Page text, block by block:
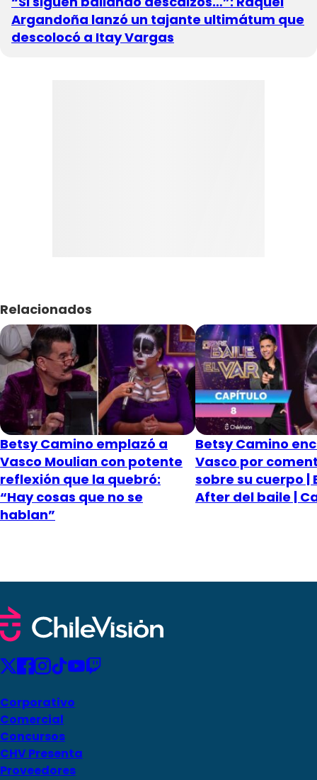
Argandoña lanzó un tajante ultimátum que
descolocó a Itay Vargas
Relacionados
Betsy Camino emplazó a
Vasco Moulian con potente
reflexión que la quebró:
“Hay cosas que no se
hablan”
Betsy Camino
Vasco por
sobre su cuerpo |
After del baile |
Corporativo
Comercial
Concursos
CHV Presenta
Proveedores